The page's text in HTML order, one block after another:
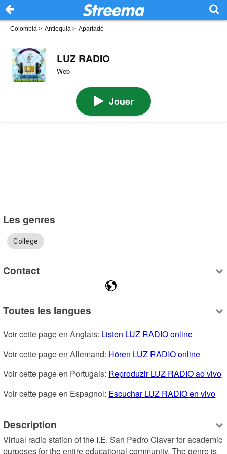
Colombia > Antioquia > Apartadó
LUZ RADIO
Web
Jouer
Les genres
College
Contact
Toutes les langues
Voir cette page en Anglais: Listen LUZ RADIO online
Voir cette page en Allemand: Hören LUZ RADIO online
Voir cette page en Portugais: Reproduzir LUZ RADIO ao vivo
Voir cette page en Espagnol: Escuchar LUZ RADIO en vivo
Description
Virtual radio station of the I.E. San Pedro Claver for academic
purposes for the entire educational community. The genre is